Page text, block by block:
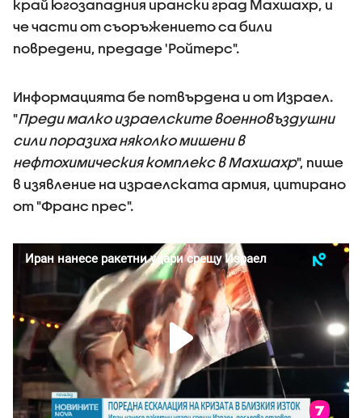
край югозападния ирански град Махшахр, и
че части от съоръжението са били
повредени, предаде 'Ройтерс".
Информацията бе потвърдена и от Израел.
"Преди малко израелските военновъздушни
сили поразиха няколко мишени в
нефтохимическия комплекс в Махшахр", пише
в изявление на израелската армия, цитирано
от "Франс прес".